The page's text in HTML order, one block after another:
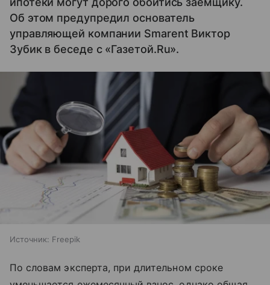
Об этом предупредил основатель
управляющей компании Smarent Виктор
Зубик в беседе с «Газетой.Ru».
Источник: Freepik
По словам эксперта, при длительном сроке